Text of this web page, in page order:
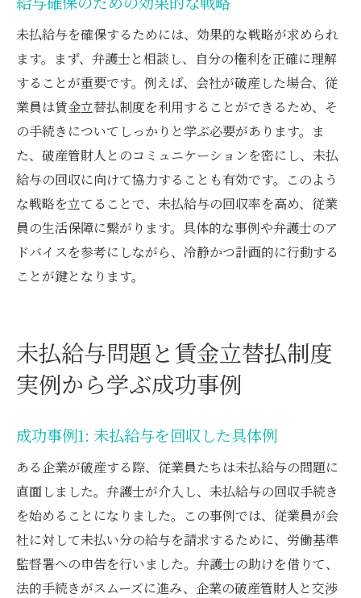
未払給与を確保するためには、効果的な戦略が求められ
ます。まず、弁護士と相談し、自分の権利を正確に理解
することが重要です。例えば、会社が破産した場合、従
業員は賃金立替払制度を利用することができるため、そ
の手続きについてしっかりと学ぶ必要があります。ま
た、破産管財人とのコミュニケーションを密にし、未払
給与の回収に向けて協力することも有効です。このよう
な戦略を立てることで、未払給与の回収率を高め、従業
員の生活保障に繋がります。具体的な事例や弁護士のア
ドバイスを参考にしながら、冷静かつ計画的に行動する
ことが鍵となります。
未払給与問題と賃金立替払制度
実例から学ぶ成功事例
成功事例1: 未払給与を回収した具体例
ある企業が破産する際、従業員たちは未払給与の問題に
直面しました。弁護士が介入し、未払給与の回収手続き
を始めることになりました。この事例では、従業員が会
社に対して未払い分の給与を請求するために、労働基準
監督署への申告を行いました。弁護士の助けを借りて、
法的手続きがスムーズに進み、企業の破産管財人と交渉